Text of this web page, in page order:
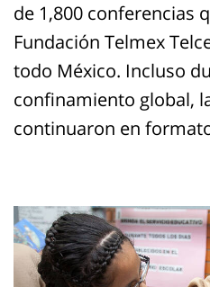
de 1,800 conferencias
Fundación Telmex
todo México. Incluso
confinamiento global,
continuaron en